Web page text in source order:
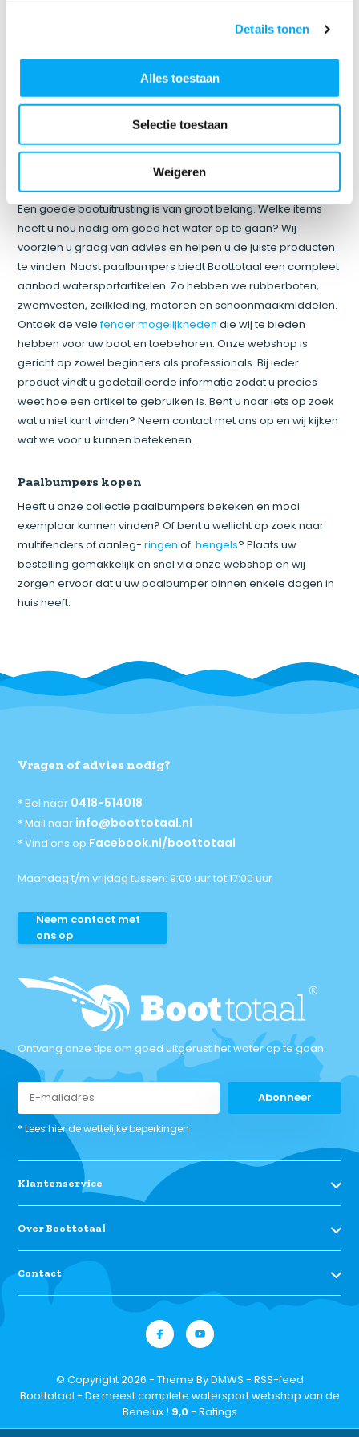
Details tonen
Alles toestaan
Selectie toestaan
Weigeren
Steigerfenderszijn
weer gemakkelijk tegen de steiger botsen en hierdoor
u door steigerfenders tussen de boot en de steiger te
plaatsen. Ze zijn gemakkelijk te monteren en gaan jarenlang
mee. De meeste varianten zijn gemaakt van kunststof, dus
licht van gewicht en waterbestendig.
Een goede bootuitrusting is van groot belang. Welke items
heeft u nou nodig om goed het water op te gaan? Wij
voorzien u graag van advies en helpen u de juiste producten
te vinden. Naast paalbumpers biedt Boottotaal een compleet
aanbod watersportartikelen. Zo hebben we rubberboten,
zwemvesten, zeilkleding, motoren en schoonmaakmiddelen.
Ontdek de velefender mogelijkheden die wij te bieden
hebben voor uw boot en toebehoren. Onze webshop is
gericht op zowel beginners als professionals. Bij ieder
product vindt u gedetailleerde informatie zodat u precies
weet hoe een artikel te gebruiken is. Bent u naar iets op zoek
wat u niet kunt vinden? Neem contact met ons op en wij kijken
wat we voor u kunnen betekenen.
Paalbumpers kopen
Heeft u onze collectie paalbumpers bekeken en mooi
exemplaar kunnen vinden? Of bent u wellicht op zoek naar
multifenders of aanleg-ringen ofhengels? Plaats uw
bestelling gemakkelijk en snel via onze webshop en wij
zorgen ervoor dat u uw paalbumper binnen enkele dagen in
huis heeft.
Vragen of advies nodig?
* Bel naar 0418-514018
* Mail naar info@boottotaal.nl
* Vind ons op Facebook.nl/boottotaal
Maandag t/m vrijdag tussen: 9:00 uur tot 17:00 uur
Neem contact met
ons op
Ontvang onze tips om goed uitgerust het water op te gaan.
Abonneer
* Lees hier de wettelijke beperkingen
Klantenservice
Over Boottotaal
Contact
© Copyright 2026 - Theme ByDMWS - RSS-feed
Boottotaal - De meest complete watersport webshop van de
Benelux ! 9,0 - Ratings